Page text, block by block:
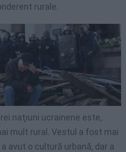
rurale.
naţiuni ucrainene este,
mult rural. Vestul a fost mai
avut o cultură urbană, dar a